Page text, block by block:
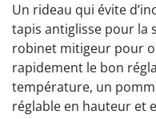
Un rideau qui évite
tapis antiglisse pour la
robinet mitigeur pour
rapidement le bon
température, un
réglable en hauteur et